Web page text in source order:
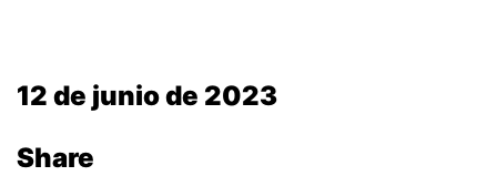
12 de junio de 2023
Share